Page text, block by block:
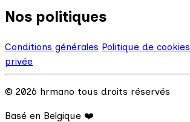
Nos politiques
Conditions générales Politique de cookies
privée
© 2026 hrmano tous droits réservés
Basé en Belgique ❤️